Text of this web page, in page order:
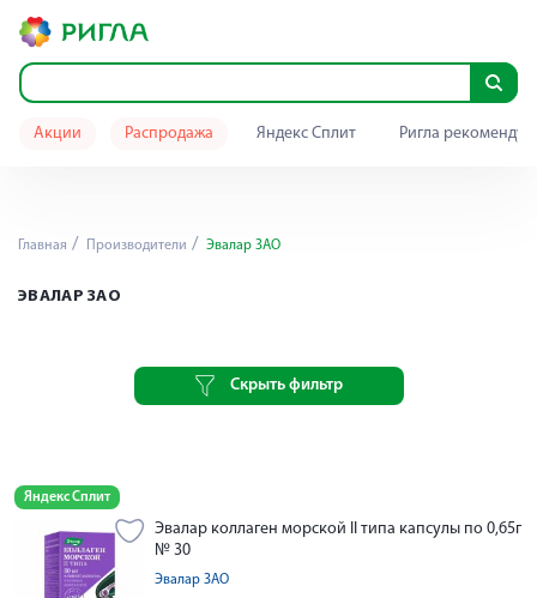
Акции Распродажа Яндекс Сплит Ригла
Главная Производители Эвалар ЗАО
ЭВАЛАР ЗАО
Скрыть фильтр
Яндекс Сплит
Эвалар коллаген морской II типа капсулы по 0,65г
№ 30
Эвалар ЗАО